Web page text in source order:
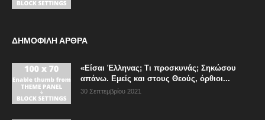
ΔΗΜΟΦΙΛΗ ΑΡΘΡΑ
«Είσαι Έλληνας; Τι προσκυνάς; Σηκώσου
απάνω. Εμείς και στους Θεούς, όρθιοι...
30 Σεπτεμβρίου 2021